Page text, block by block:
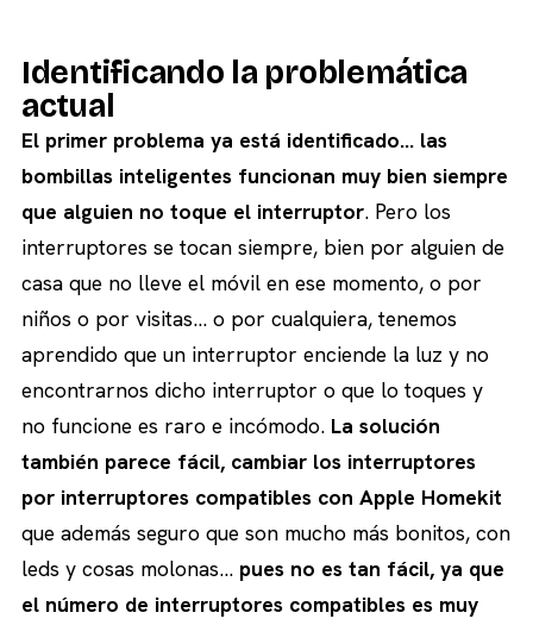
Identificando la problemática
actual
El primer problema ya está identificado… las
bombillas inteligentes funcionan muy bien siempre
que alguien no toque el interruptor. Pero los
interruptores se tocan siempre, bien por alguien de
casa que no lleve el móvil en ese momento, o por
niños o por visitas… o por cualquiera, tenemos
aprendido que un interruptor enciende la luz y no
encontrarnos dicho interruptor o que lo toques y
no funcione es raro e incómodo. La solución
también parece fácil, cambiar los interruptores
por interruptores compatibles con Apple Homekit
que además seguro que son mucho más bonitos, con
leds y cosas molonas… pues no es tan fácil, ya que
el número de interruptores compatibles es muy